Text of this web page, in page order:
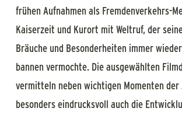
frühen Aufnahmen als Fremdenverkehrs-
Kaiserzeit und Kurort mit Weltruf, der
Bräuche und Besonderheiten immer
bannen vermochte. Die ausgewählten
vermitteln neben wichtigen Momenten
besonders eindrucksvoll auch die